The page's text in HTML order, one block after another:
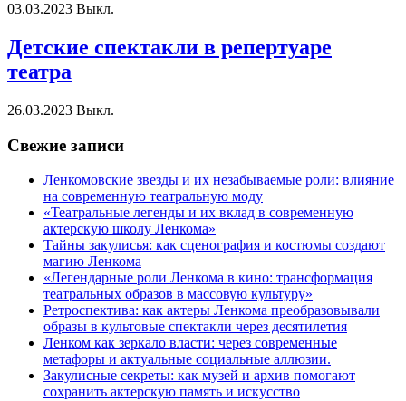
03.03.2023 Выкл.
Детские спектакли в репертуаре
театра
26.03.2023 Выкл.
Свежие записи
Ленкомовские звезды и их незабываемые роли: влияние
на современную театральную моду
«Театральные легенды и их вклад в современную
актерскую школу Ленкома»
Тайны закулисья: как сценография и костюмы создают
магию Ленкома
«Легендарные роли Ленкома в кино: трансформация
театральных образов в массовую культуру»
Ретроспектива: как актеры Ленкома преобразовывали
образы в культовые спектакли через десятилетия
Ленком как зеркало власти: через современные
метафоры и актуальные социальные аллюзии.
Закулисные секреты: как музей и архив помогают
сохранить актерскую память и искусство